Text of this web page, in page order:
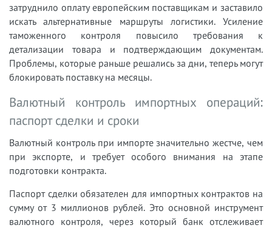
затруднило оплату европейским поставщикам и заставило
искать альтернативные маршруты логистики. Усиление
таможенного контроля повысило требования к
детализации товара и подтверждающим документам.
Проблемы, которые раньше решались за дни, теперь могут
блокировать поставку на месяцы.
Валютный контроль импортных операций:
паспорт сделки и сроки
Валютный контроль при импорте значительно жестче, чем
при экспорте, и требует особого внимания на этапе
подготовки контракта.
Паспорт сделки обязателен для импортных контрактов на
сумму от 3 миллионов рублей. Это основной инструмент
валютного контроля, через который банк отслеживает